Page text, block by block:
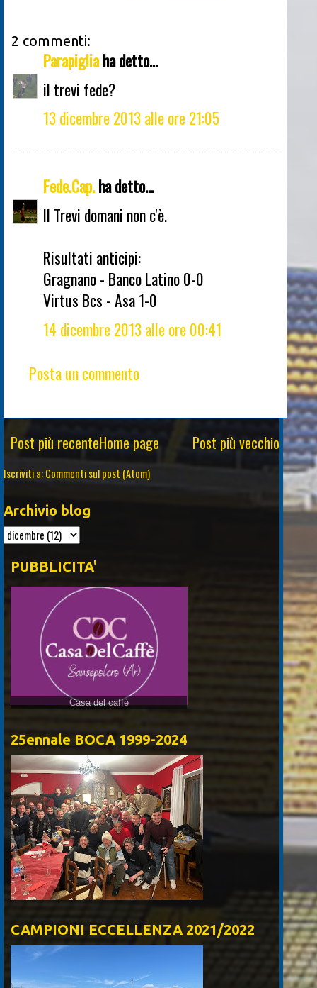
2 commenti:
Parapigliaha detto...
il trevi fede?
13 dicembre 2013 alle ore 21:05
Fede.Cap.ha detto...
Il Trevi domani non c'è.
Risultati anticipi:
Gragnano - Banco Latino 0-0
Virtus Bcs - Asa 1-0
14 dicembre 2013 alle ore 00:41
Posta un commento
Post più recente Post più vecchio
Home page
Iscriviti a:Commenti sul post (Atom)
Archivio blog
PUBBLICITA'
Casa del caffè
25ennale BOCA 1999-2024
CAMPIONI ECCELLENZA 2021/2022